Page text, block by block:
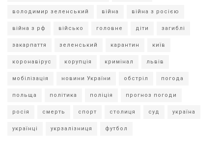
володимир зеленський війна війна з росією
війна з рф військо головне діти загиблі
закарпаття зеленський карантин київ
коронавірус корупція кримінал львів
мобілізація новини України обстріл погода
польща політика поліція прогноз погоди
росія смерть спорт столиця суд україна
українці укрзалізниця футбол